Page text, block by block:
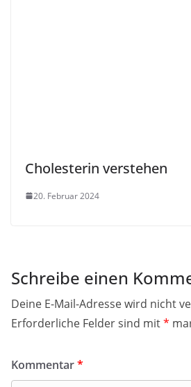
Cholesterin verstehen
20. Februar 2024
Schreibe einen
Deine E-Mail-Adresse wird nicht
Erforderliche Felder sind mit*
Kommentar*